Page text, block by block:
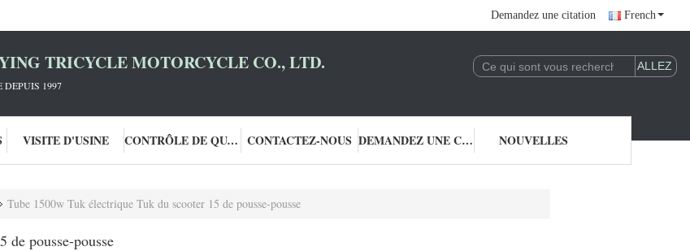
Demandez une citation French
TRICYCLE MOTORCYCLE CO., LTD.
DEPUIS 1997
VISITE D'USINE CONTRÔLE DE QUALITÉ CONTACTEZ-NOUS DEMANDEZ UNE CITATION NOUVELLES
Tube 1500w Tuk électrique Tuk du scooter 15 de pousse-pousse
de pousse-pousse